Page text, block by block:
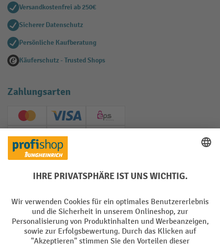
Versandkostenfrei ab 250€
Sicherer Datenschutz
Persönliche Kaufberatung
Käuferschutz - Trusted Shops
Zahlungsarten
Creditcard (Master)Creditcard (Visa)
EPS
PayPal
Soziale Netzwerke
Impressum Datenschutz